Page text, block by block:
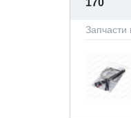
170
Запчасти